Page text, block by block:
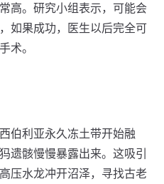
高。研究小组表示，可能会
如果成功，医生以后完全可
术。
伯利亚永久冻土带开始融
遗骸慢慢暴露出来。这吸引
压水龙冲开沼泽，寻找古老